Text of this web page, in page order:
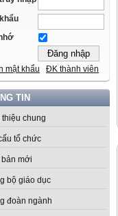
mật khẩu ĐK thành viên
TIN
chung
tổ chức
mới
bộ giáo dục
đoàn ngành